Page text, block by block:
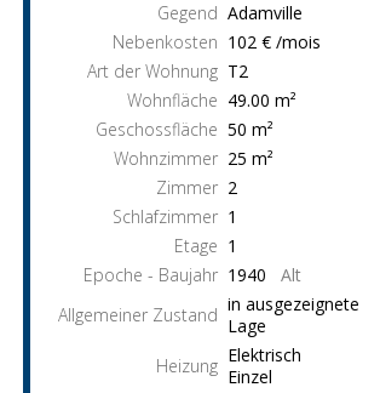
Gegend Adamville
Nebenkosten 102 € /mois
Art der Wohnung T2
Wohnfläche 49.00 m²
Geschossfläche 50 m²
Wohnzimmer 25 m²
Zimmer 2
Schlafzimmer 1
Etage 1
Epoche - Baujahr 1940 Alt
Allgemeiner Zustand in ausgezeignete
Lage
Heizung Elektrisch
Einzel